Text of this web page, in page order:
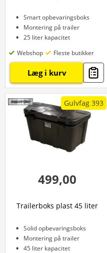
Smart opbevaringsboks
Montering på trailer
25 liter kapacitet
Webshop
Fleste butikker
Læg i kurv
Gulvfag 393
499,00
Trailerboks plast 45 liter
Solid opbevaringsboks
Montering på trailer
45 liter kapacitet